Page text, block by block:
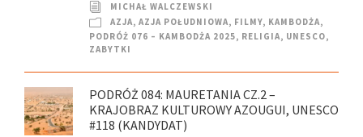
MICHAŁ WALCZEWSKI
AZJA, AZJA POŁUDNIOWA, FILMY, KAMBODŻA,
PODRÓŻ 076 – KAMBODŻA 2025, RELIGIA, UNESCO,
ZABYTKI
PODRÓŻ 084: MAURETANIA CZ.2 –
KRAJOBRAZ KULTUROWY AZOUGUI, UNESCO
#118 (KANDYDAT)